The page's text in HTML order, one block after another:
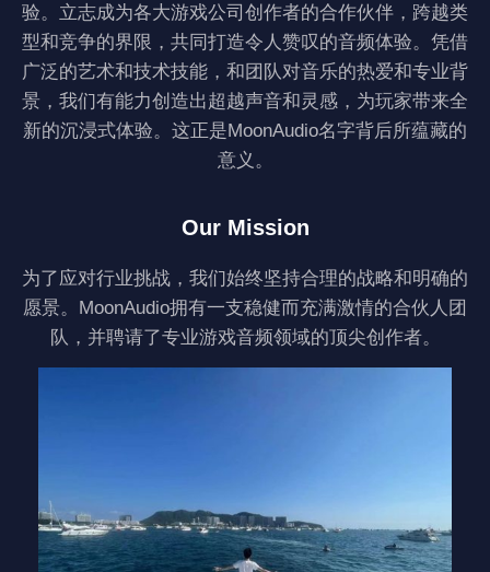
验。立志成为各大游戏公司创作者的合作伙伴，跨越类
型和竞争的界限，共同打造令人赞叹的音频体验。凭借
广泛的艺术和技术技能，和团队对音乐的热爱和专业背
景，我们有能力创造出超越声音和灵感，为玩家带来全
新的沉浸式体验。这正是MoonAudio名字背后所蕴藏的
意义。
Our Mission
为了应对行业挑战，我们始终坚持合理的战略和明确的
愿景。MoonAudio拥有一支稳健而充满激情的合伙人团
队，并聘请了专业游戏音频领域的顶尖创作者。